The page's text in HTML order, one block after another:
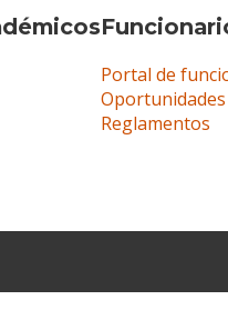
Portal de
Reglamentos